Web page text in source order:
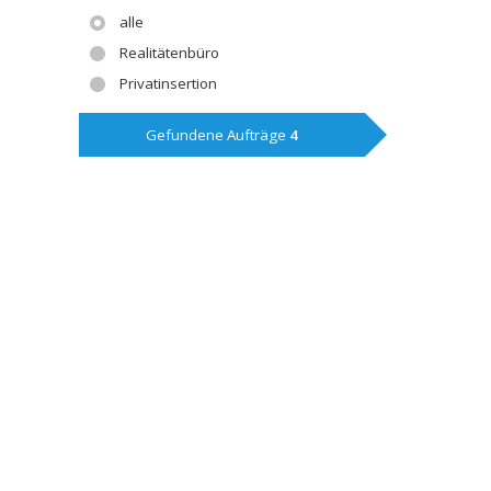
alle
Realitätenbüro
Privatinsertion
Gefundene Aufträge 4